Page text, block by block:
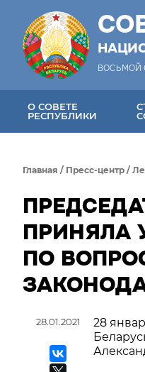
ВОСЬМОЙ
О СОВЕТЕ
РЕСПУБЛИКИ
Главная / Пресс-центр /
ПРИНЯЛА
ПО
28.01.2021
28